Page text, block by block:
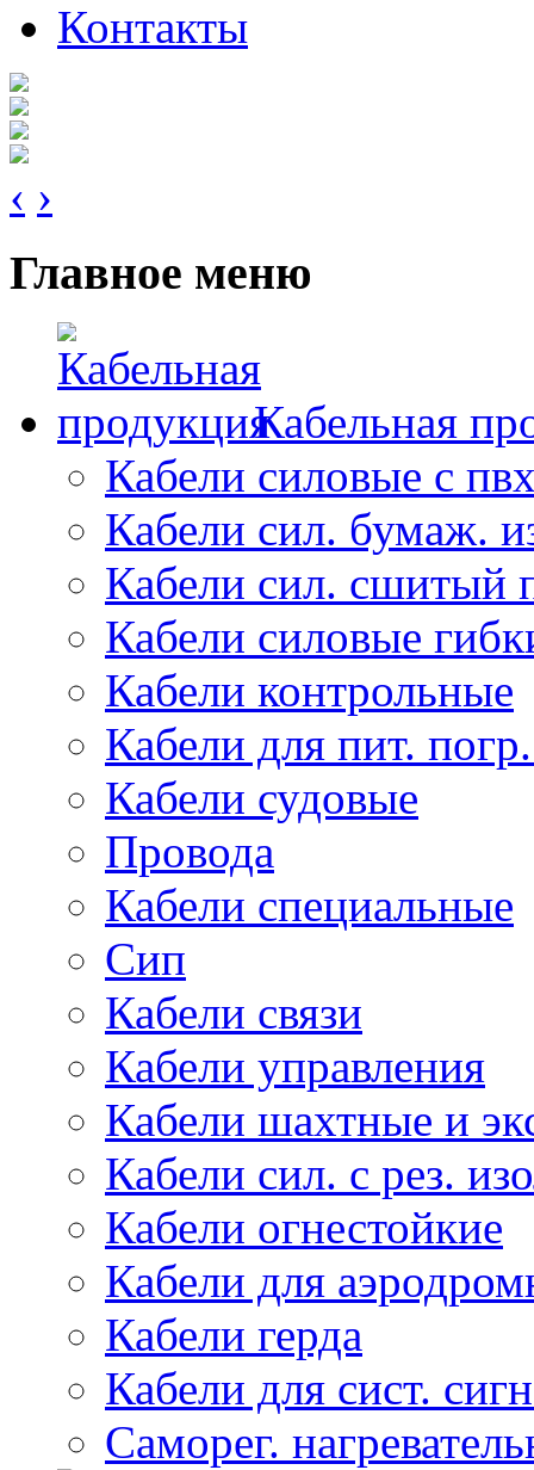
Контакты
‹ ›
Главное меню
Кабельная
Кабели силовые с
Кабели сил. бумаж.
Кабели сил. сшитый
Кабели силовые
Кабели контрольные
Кабели для пит.
Кабели судовые
Провода
Кабели специальные
Сип
Кабели связи
Кабели управления
Кабели шахтные и
Кабели сил. с рез.
Кабели огнестойкие
Кабели для
Кабели герда
Кабели для сист.
Саморег.